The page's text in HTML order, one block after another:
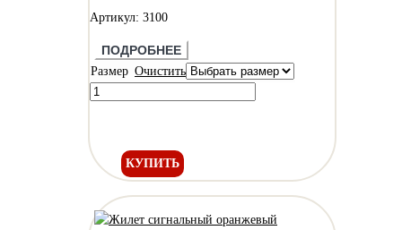
Артикул: 3100
ПОДРОБНЕЕ
Размер Очистить
КУПИТЬ